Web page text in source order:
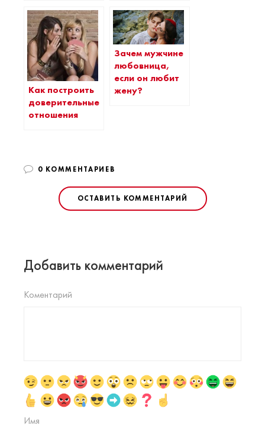
Как построить
доверительные
отношения
Зачем мужчине
любовница,
если он любит
жену?
0 КОММЕНТАРИЕВ
ОСТАВИТЬ КОММЕНТАРИЙ
Добавить комментарий
Коментарий
Имя